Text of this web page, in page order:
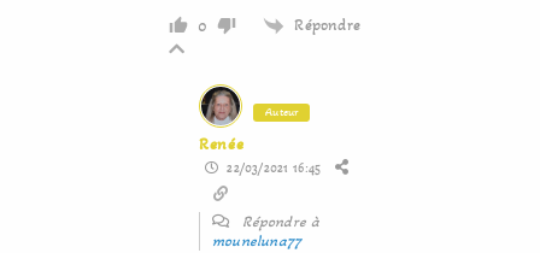
0 Répondre
Auteur
Renée
22/03/2021 16:45
Répondre à
mouneluna77